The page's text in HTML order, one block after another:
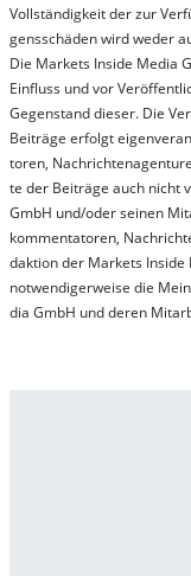
Vol­lständ­ig­keit der zur
gens­schä­den wird we­der
Die Mar­kets In­side Me­dia
Ein­fluss und vor
Ge­gen­stand die­ser. Die
Bei­trä­ge er­folgt
tor­en,
te der Bei­trä­ge auch nicht
GmbH und/oder sei­nen
kom­men­ta­tor­en,
dak­tion der Mar­kets
not­wen­di­ger­wei­se die
dia GmbH und de­ren